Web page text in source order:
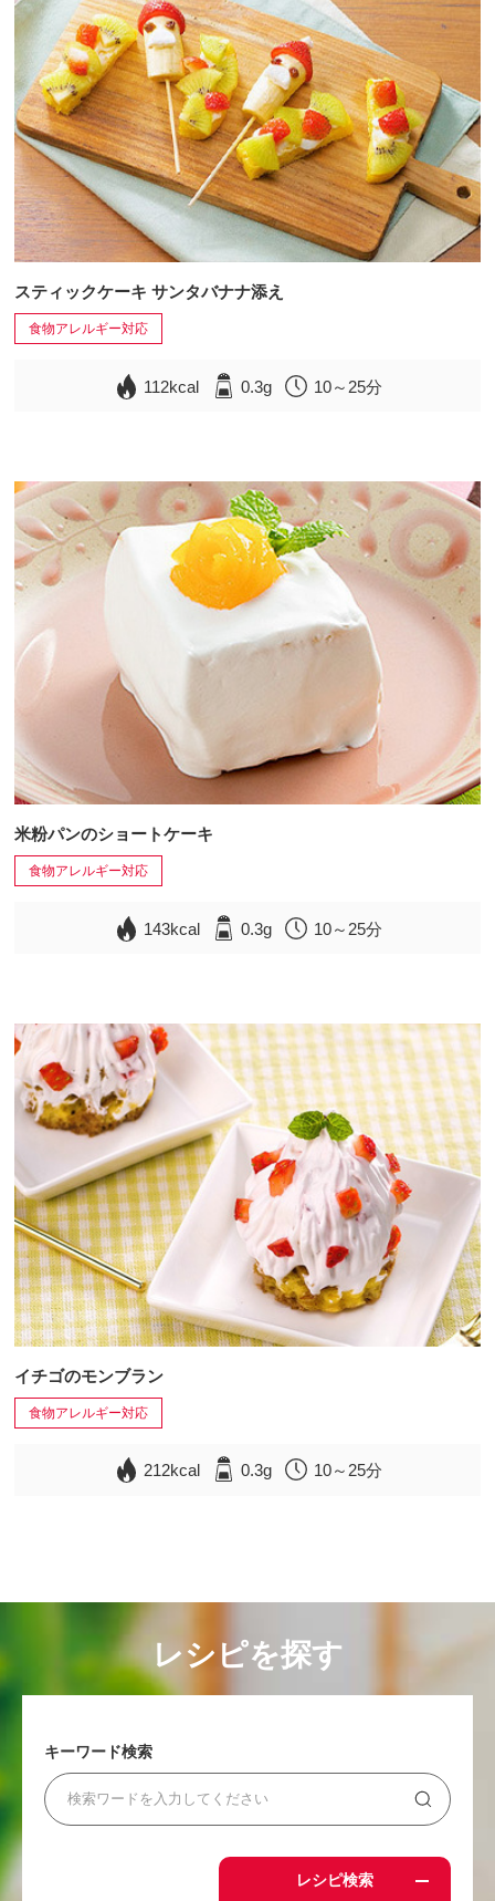
スティックケーキ サンタバナナ添え
食物アレルギー対応
112kcal 0.3g 10～25分
米粉パンのショートケーキ
食物アレルギー対応
143kcal 0.3g 10～25分
イチゴのモンブラン
食物アレルギー対応
212kcal 0.3g 10～25分
レシピを探す
キーワード検索
レシピ検索